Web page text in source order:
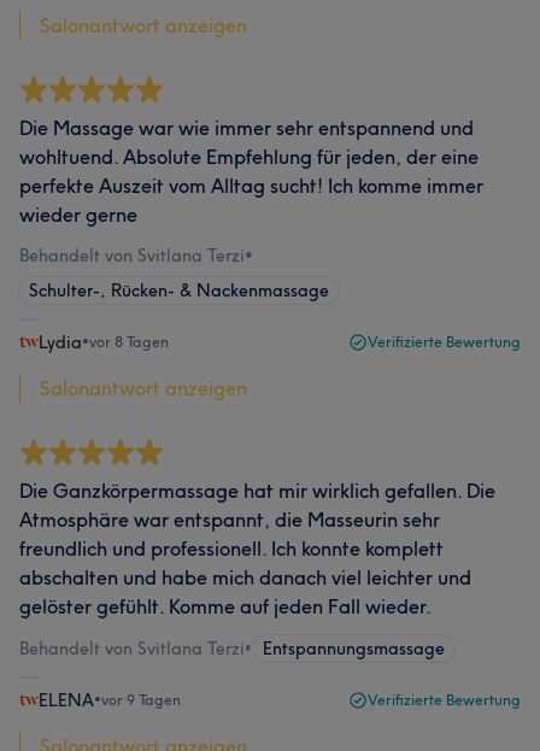
Salonantwort anzeigen
Die Massage war wie immer sehr entspannend und
wohltuend. Absolute Empfehlung für jeden, der eine
perfekte Auszeit vom Alltag sucht! Ich komme immer
wieder gerne
Behandelt von Svitlana Terzi•
Schulter-, Rücken- & Nackenmassage
Lydia•vor 8 Tagen Verifizierte Bewertung
Salonantwort anzeigen
Die Ganzkörpermassage hat mir wirklich gefallen. Die
Atmosphäre war entspannt, die Masseurin sehr
freundlich und professionell. Ich konnte komplett
abschalten und habe mich danach viel leichter und
gelöster gefühlt. Komme auf jeden Fall wieder.
Behandelt von Svitlana Terzi• Entspannungsmassage
ELENA•vor 9 Tagen Verifizierte Bewertung
Salonantwort anzeigen